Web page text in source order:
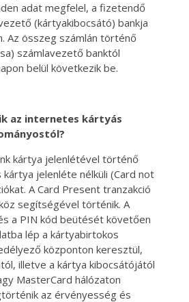
adat megfelel, a fizetendő
(kártyakibocsátó) bankja
Az összeg számlán történő
számlavezető banktól
belül következik be.
az internetes kártyás
kártya jelenlétével történő
jelenléte nélküli (Card not
A Card Present tranzakció
segítségével történik. A
a PIN kód beütését követően
lép a kártyabirtokos
központon keresztül,
illetve a kártya kibocsátójától
MasterCard hálózaton
az érvényesség és